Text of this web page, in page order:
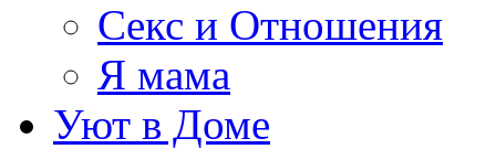
Секс и Отношения
Я мама
Уют в Доме